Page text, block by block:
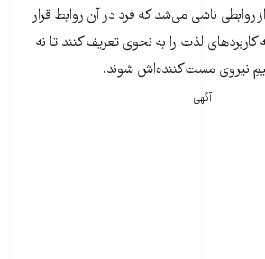
ناشی می‌شد که فرد در آن روابط قرار
لذت را به نحوی تعریف کنند تا نه
نیروی مست‌کننده‌اش شوند.
آگهی